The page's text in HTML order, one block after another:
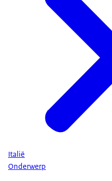
Italië
Onderwerp